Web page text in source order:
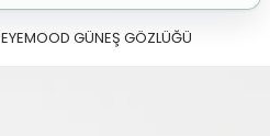
EYEMOOD GÜNEŞ GÖZLÜĞÜ